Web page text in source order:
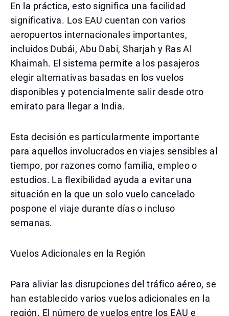
En la práctica, esto significa una facilidad
significativa. Los EAU cuentan con varios
aeropuertos internacionales importantes,
incluidos Dubái, Abu Dabi, Sharjah y Ras Al
Khaimah. El sistema permite a los pasajeros
elegir alternativas basadas en los vuelos
disponibles y potencialmente salir desde otro
emirato para llegar a India.
Esta decisión es particularmente importante
para aquellos involucrados en viajes sensibles al
tiempo, por razones como familia, empleo o
estudios. La flexibilidad ayuda a evitar una
situación en la que un solo vuelo cancelado
pospone el viaje durante días o incluso
semanas.
Vuelos Adicionales en la Región
Para aliviar las disrupciones del tráfico aéreo, se
han establecido varios vuelos adicionales en la
región. El número de vuelos entre los EAU e